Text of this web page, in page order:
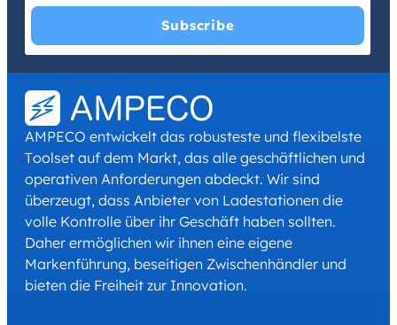
I have read and agree with thePrivacy PolicyandTerms and
Conditions.*
AMPECO entwickelt das robusteste und flexibelste
Toolset auf dem Markt, das alle geschäftlichen und
operativen Anforderungen abdeckt. Wir sind
überzeugt, dass Anbieter von Ladestationen die
volle Kontrolle über ihr Geschäft haben sollten.
Daher ermöglichen wir ihnen eine eigene
Markenführung, beseitigen Zwischenhändler und
bieten die Freiheit zur Innovation.